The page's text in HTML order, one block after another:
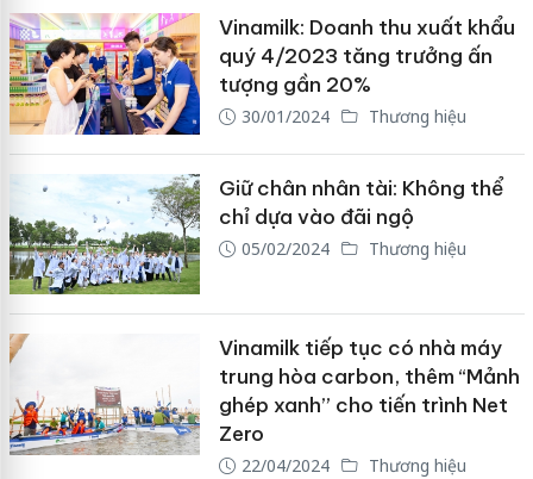
Vinamilk: Doanh thu xuất khẩu
quý 4/2023 tăng trưởng ấn
tượng gần 20%
30/01/2024 Thương hiệu
Giữ chân nhân tài: Không thể
chỉ dựa vào đãi ngộ
05/02/2024 Thương hiệu
Vinamilk tiếp tục có nhà máy
trung hòa carbon, thêm “Mảnh
ghép xanh” cho tiến trình Net
Zero
22/04/2024 Thương hiệu